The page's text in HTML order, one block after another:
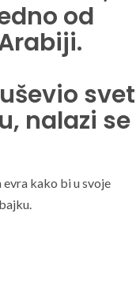
od
svet
nalazi se
kako bi u svoje